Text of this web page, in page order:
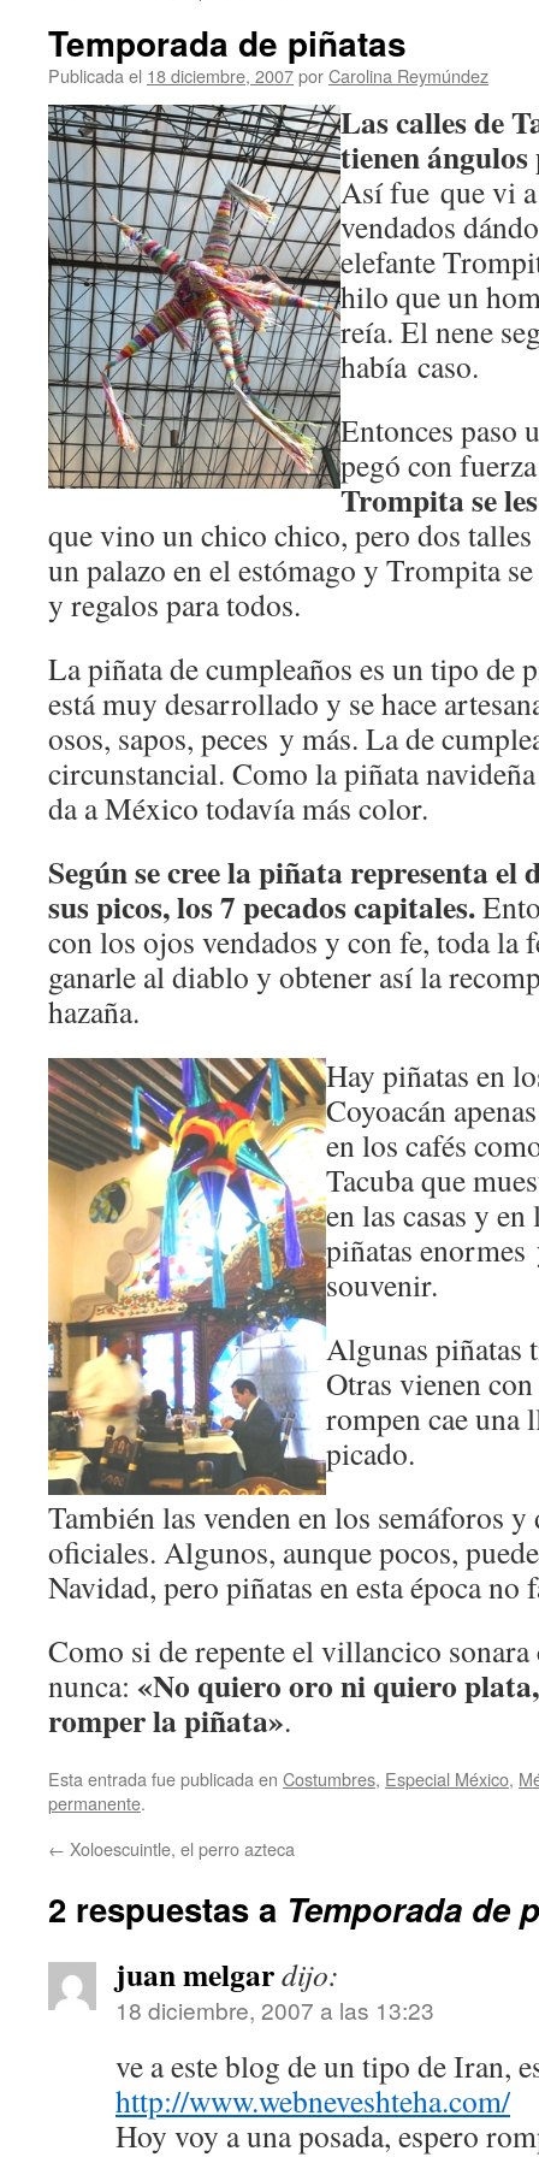
Temporada de piñatas
Publicada el 18 diciembre, 2007porCarolina Reymúndez
Las calles de
tienen
Así fue que vi
vendados
elefante
hilo que un
reía. El nene
había caso.
Entonces paso
pegó con
Trompita se
que vino un chico chico, pero dos
un palazo en el estómago y Trompita
y regalos para todos.
La piñata de cumpleaños es un tipo de
está muy desarrollado y se hace
osos, sapos, peces y más. La de
circunstancial. Como la piñata
da a México todavía más color.
Según se cree la piñata representa el
sus picos, los 7 pecados capitales.
con los ojos vendados y con fe, toda la
ganarle al diablo y obtener así la
hazaña.
Hay piñatas en
Coyoacán
en los cafés
Tacuba que
en las casas y
piñatas
souvenir.
Algunas piñatas
Otras vienen
rompen cae una
picado.
También las venden en los semáforos
oficiales. Algunos, aunque pocos,
Navidad, pero piñatas en esta época
Como si de repente el villancico sonara
nunca: «No quiero oro ni quiero
romper la piñata».
Esta entrada fue publicada en Costumbres, Especial México,
permanente.
← Xoloescuintle, el perro azteca
2 respuestas a Temporada de
juan melgardijo:
18 diciembre, 2007 a las 13:23
ve a este blog de un tipo de Iran,
http://www.webneveshteha.com/
Hoy voy a una posada, espero